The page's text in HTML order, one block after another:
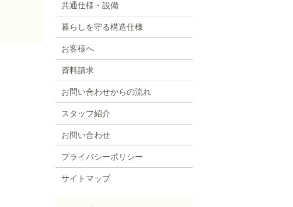
共通仕様・設備
暮らしを守る構造仕様
お客様へ
資料請求
お問い合わせからの流れ
スタッフ紹介
お問い合わせ
プライバシーポリシー
サイトマップ